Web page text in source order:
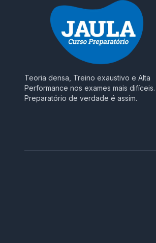
Teoria densa, Treino exaustivo e Alta
Performance nos exames mais difíceis.
Preparatório de verdade é assim.